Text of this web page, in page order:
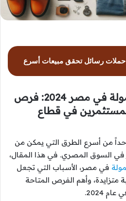
حجم التسويق بالعمولة في مصر 2024: فرص
في قطاع
من أسرع الطرق التي يمكن من
السوق المصري. في هذا المقال،
في مصر، الأسباب التي تجعل
وأهم الفرص المتاحة
2024.